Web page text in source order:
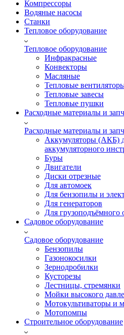
Компрессоры
Водяные насосы
Станки
Тепловое оборудование
Тепловое оборудование
Инфракрасные
Конвекторы
Масляные
Тепловые
Тепловые завесы
Тепловые пушки
Расходные материалы и
Расходные материалы и
Аккумуляторы (АКБ)
аккумуляторного
Буры
Двигатели
Диски отрезные
Для автомоек
Для бензопилы и
Для генераторов
Для грузоподъёмного
Садовое оборудование
Садовое оборудование
Бензопилы
Газонокосилки
Зернодробилки
Кусторезы
Лестницы, стремянки
Мойки высокого
Мотокультиваторы и
Мотопомпы
Строительное оборудование